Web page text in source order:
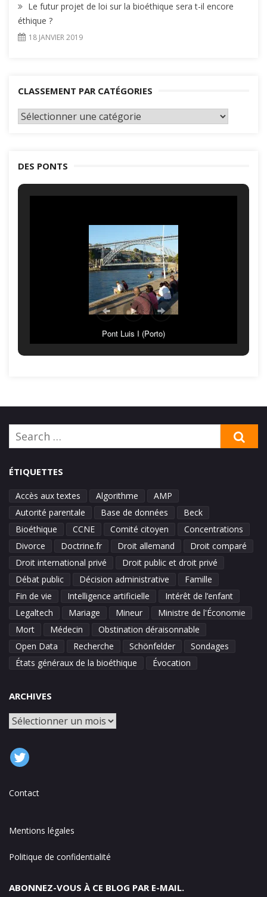
Le futur projet de loi sur la bioéthique sera t-il encore
éthique ?
18 JANVIER 2019
CLASSEMENT PAR CATÉGORIES
Classement
DES PONTS
Pont Luis I (Porto)
Search
for:
ÉTIQUETTES
Accès aux textes Algorithme
AMP
Autorité parentale
Base de données
Beck
Bioéthique
CCNE Comité citoyen
Concentrations
Divorce
Doctrine.fr Droit allemand
Droit comparé
Droit international privé
Droit public et droit privé
Débat public
Décision administrative
Famille
Fin de vie
Intelligence artificielle
Intérêt de l’enfant
Legaltech
Mariage Mineur
Ministre de l'Économie
Mort
Médecin
Obstination déraisonnable
Open Data
Recherche Schönfelder
Sondages
États généraux de la bioéthique
Évocation
ARCHIVES
Archives
Contact
Mentions légales
Politique de confidentialité
ABONNEZ-VOUS À CE BLOG PAR E-MAIL.